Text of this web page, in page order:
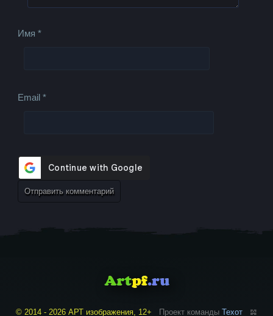
Имя*
Email*
© 2014 - 2026 АРТ изображения, 12+ Проект команды Техот 𝌴